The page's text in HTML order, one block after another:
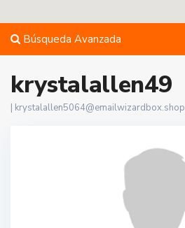
Búsqueda Avanzada
krystalallen49
krystalallen5064@emailwizardbox.shop